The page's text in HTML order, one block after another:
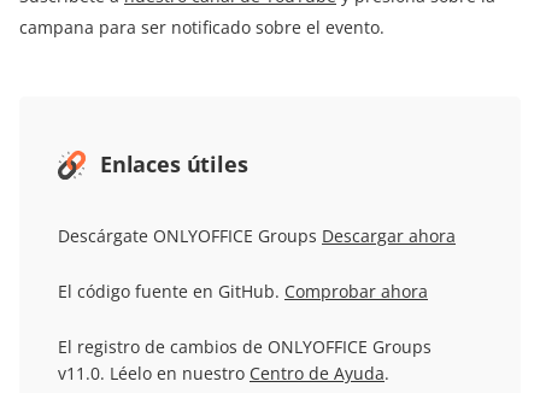
campana para ser notificado sobre el evento.
Enlaces útiles
Descárgate ONLYOFFICE Groups Descargar ahora
El código fuente en GitHub. Comprobar ahora
El registro de cambios de ONLYOFFICE Groups
v11.0. Léelo en nuestro Centro de Ayuda.